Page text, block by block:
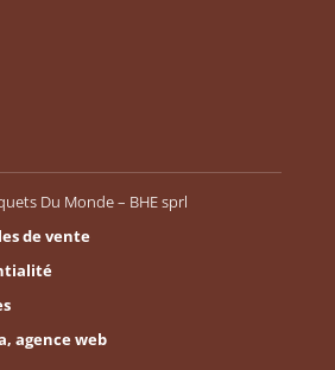
Du Monde – BHE sprl
de vente
agence web